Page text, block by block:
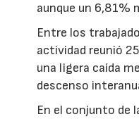
aunque un 6,81%
Entre los
actividad reunió
una ligera caída
descenso
En el conjunto de